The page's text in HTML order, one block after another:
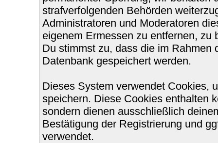
strafverfolgenden Behörden
Administratoren und Moderatoren
eigenem Ermessen zu entfernen, zu
Du stimmst zu, dass die im Rahmen
Datenbank gespeichert werden.
Dieses System verwendet Cookies,
speichern. Diese Cookies enthalten
sondern dienen ausschließlich
Bestätigung der Registrierung und
verwendet.